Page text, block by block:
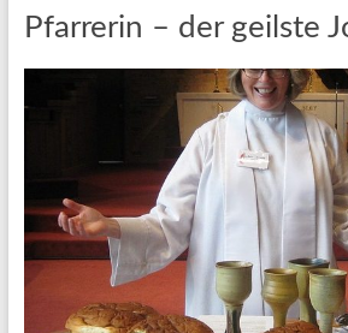
Pfarrerin – der geilste